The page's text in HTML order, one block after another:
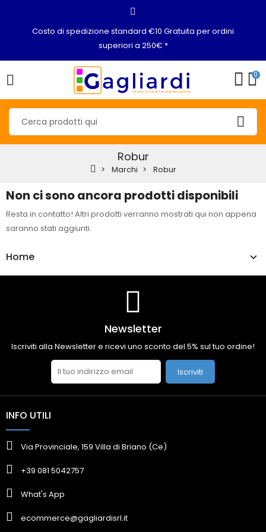
Costo di spedizione standard €10 Gratuita per ordini
superiori a 250€ *
0
Robur
Marchi Robur
Home
Non ci sono ancora prodotti disponibili
Resta in contatto! Altri prodotti verranno mostrati qui non appena
saranno stati aggiunti.
Newsletter
Iscriviti alla Newsletter e ricevi uno sconto del 5% sul tuo ordine!
Iscriviti
INFO UTILI
Via Provinciale, 159 Villa di Briano (Ce)
+39 081 5042757
What's App
ecommerce@gagliardisrl.it